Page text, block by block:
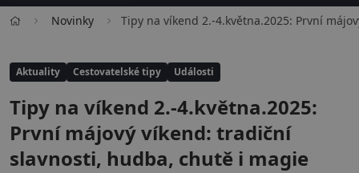
Novinky Tipy na víkend 2.-4.května.2025: První
Aktuality Cestovatelské tipy Události
Tipy na víkend 2.-4.května.2025:
První májový víkend: tradiční
slavnosti, hudba, chutě i magie